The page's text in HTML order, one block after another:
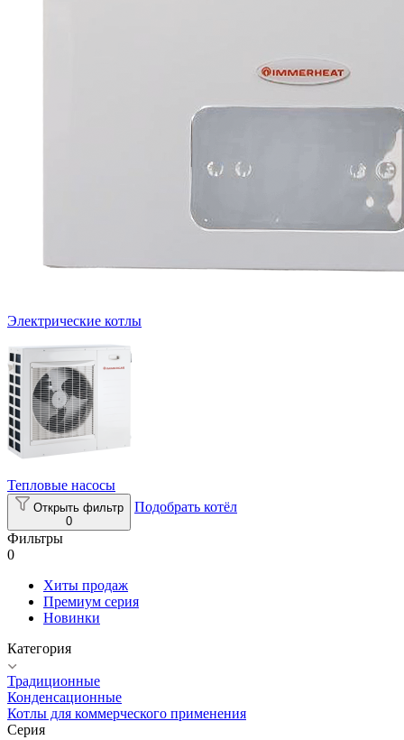
Электрические котлы
Тепловые насосы
Открыть фильтр
0
Подобрать котёл
Фильтры
0
Хиты продаж
Премиум серия
Новинки
Категория
Традиционные
Конденсационные
Котлы для коммерческого применения
Серия